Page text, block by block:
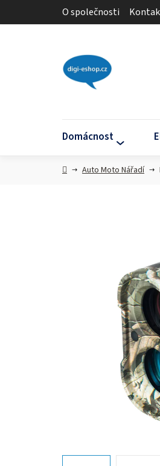
O společnosti
Domácnost
DomůAuto Moto Nářadí